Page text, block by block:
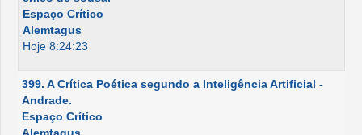
Espaço Crítico
Alemtagus
Hoje 8:24:23
399. A Crítica Poética segundo a Inteligência Artificial -
Andrade.
Espaço Crítico